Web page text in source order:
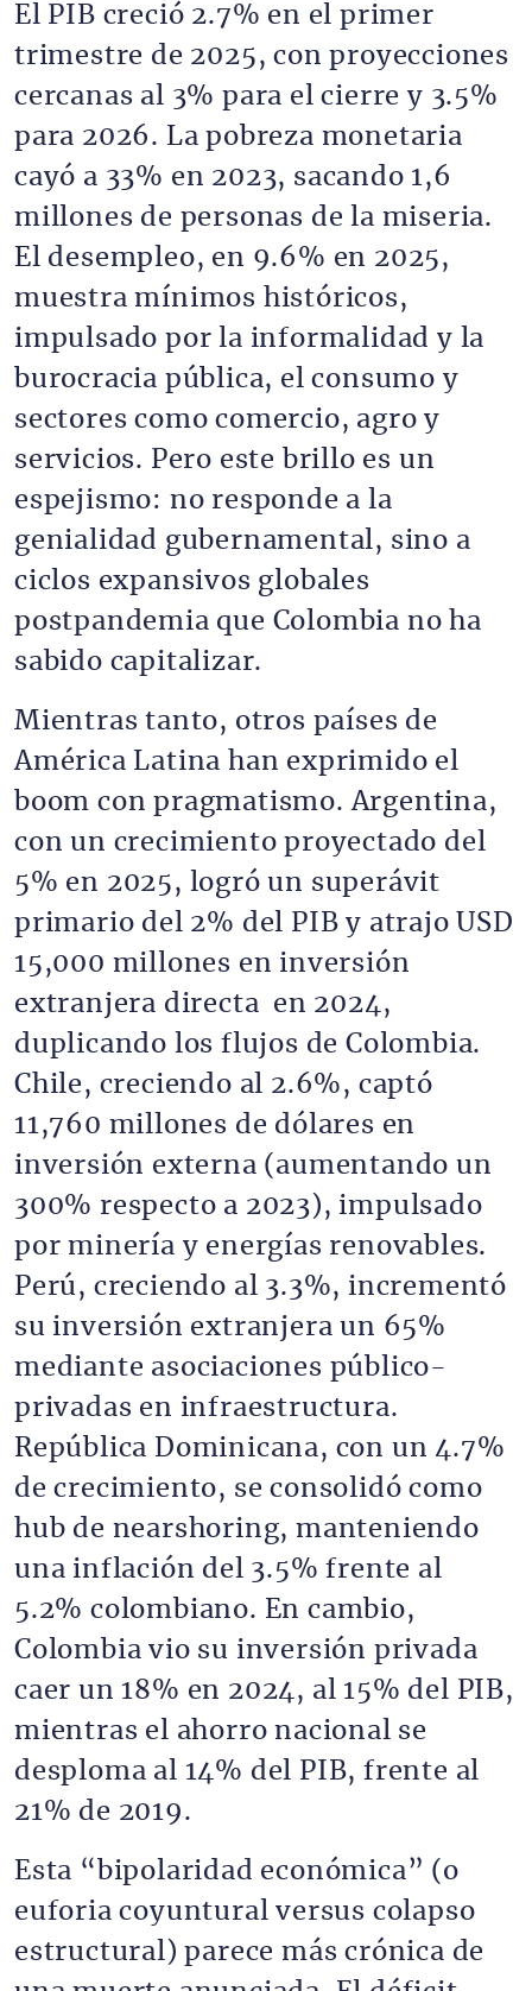
El PIB creció 2.7% en el primer
trimestre de 2025, con proyecciones
cercanas al 3% para el cierre y 3.5%
para 2026. La pobreza monetaria
cayó a 33% en 2023, sacando 1,6
millones de personas de la miseria.
El desempleo, en 9.6% en 2025,
muestra mínimos históricos,
impulsado por la informalidad y la
burocracia pública, el consumo y
sectores como comercio, agro y
servicios. Pero este brillo es un
espejismo: no responde a la
genialidad gubernamental, sino a
ciclos expansivos globales
postpandemia que Colombia no ha
sabido capitalizar.
Mientras tanto, otros países de
América Latina han exprimido el
boom con pragmatismo. Argentina,
con un crecimiento proyectado del
5% en 2025, logró un superávit
primario del 2% del PIB y atrajo USD
15,000 millones en inversión
extranjera directa en 2024,
duplicando los flujos de Colombia.
Chile, creciendo al 2.6%, captó
11,760 millones de dólares en
inversión externa (aumentando un
300% respecto a 2023), impulsado
por minería y energías renovables.
Perú, creciendo al 3.3%, incrementó
su inversión extranjera un 65%
mediante asociaciones público-
privadas en infraestructura.
República Dominicana, con un 4.7%
de crecimiento, se consolidó como
hub de nearshoring, manteniendo
una inflación del 3.5% frente al
5.2% colombiano. En cambio,
Colombia vio su inversión privada
caer un 18% en 2024, al 15% del PIB,
mientras el ahorro nacional se
desploma al 14% del PIB, frente al
21% de 2019.
Esta “bipolaridad económica” (o
euforia coyuntural versus colapso
estructural) parece más crónica de